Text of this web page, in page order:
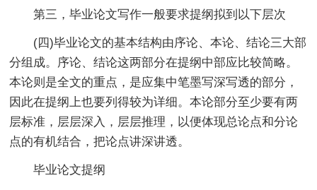
第三，毕业论文写作一般要求提纲拟到以下层次
(四)毕业论文的基本结构由序论、本论、结论三大部
分组成。序论、结论这两部分在提纲中部应比较简略。
本论则是全文的重点，是应集中笔墨写深写透的部分，
因此在提纲上也要列得较为详细。本论部分至少要有两
层标准，层层深入，层层推理，以便体现总论点和分论
点的有机结合，把论点讲深讲透。
毕业论文提纲